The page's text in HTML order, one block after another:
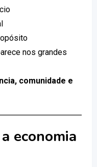
nos grandes
comunidade e
economia